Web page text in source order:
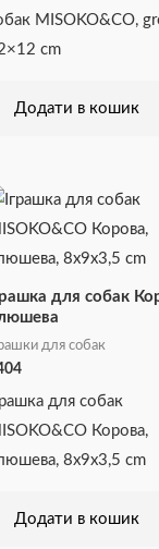
MISOKO&CO,
cm
Додати в кошик
для собак
для собак
для собак
Корова,
8х9х3,5 cm
Додати в кошик